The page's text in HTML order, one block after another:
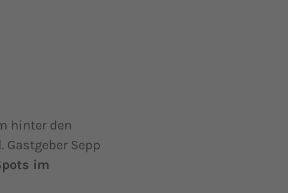
hinter den
. Gastgeber Sepp
im